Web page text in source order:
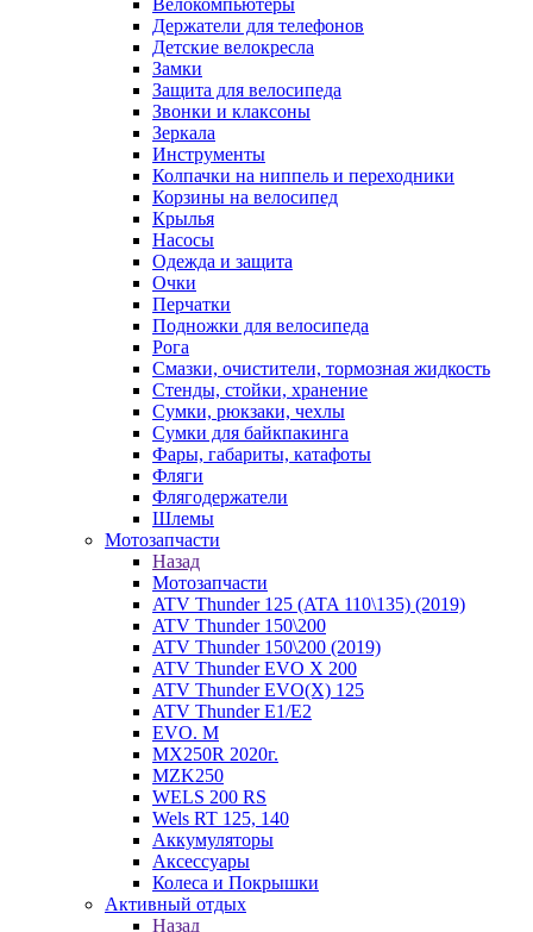
Велокомпьютеры
Держатели для телефонов
Детские велокресла
Замки
Защита для велосипеда
Звонки и клаксоны
Зеркала
Инструменты
Колпачки на ниппель и переходники
Корзины на велосипед
Крылья
Насосы
Одежда и защита
Очки
Перчатки
Подножки для велосипеда
Рога
Смазки, очистители, тормозная жидкость
Стенды, стойки, хранение
Сумки, рюкзаки, чехлы
Сумки для байкпакинга
Фары, габариты, катафоты
Фляги
Флягодержатели
Шлемы
Мотозапчасти
Назад
Мотозапчасти
ATV Thunder 125 (ATA 110\135) (2019)
ATV Thunder 150\200
ATV Thunder 150\200 (2019)
ATV Thunder EVO X 200
ATV Thunder EVO(X) 125
ATV Thunder Е1/Е2
EVO. M
MX250R 2020г.
MZK250
WELS 200 RS
Wels RT 125, 140
Аккумуляторы
Аксессуары
Колеса и Покрышки
Активный отдых
Назад